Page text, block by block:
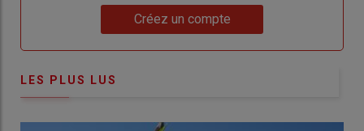
Créez un compte
LES PLUS LUS